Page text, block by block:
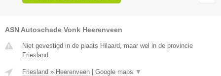
ASN Autoschade Vonk Heerenveen
Niet gevestigd in de plaats Hilaard, maar wel in de provincie
Friesland.
Friesland » Heerenveen | Google maps ▼